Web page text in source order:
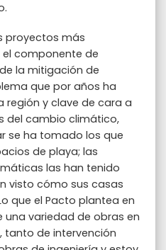
proyectos más
componente de
la mitigación de
que por años ha
y clave de cara a
del cambio climático,
se ha tomado los que
de playa; las
las han tenido
visto cómo sus casas
que el Pacto plantea en
variedad de obras en
tanto de intervención